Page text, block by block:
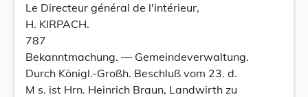
Le Directeur général de l'intérieur,
H. KIRPACH.
787
Bekanntmachung. — Gemeindeverwaltung.
Durch Königl.-Großh. Beschluß vom 23. d.
M s. ist Hrn. Heinrich Braun, Landwirth zu